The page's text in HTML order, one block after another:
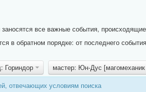
все важные события,
в обратном порядке: от последнего
Гориндор
мастер: Юн-Дус
отвечающих условиям поиска